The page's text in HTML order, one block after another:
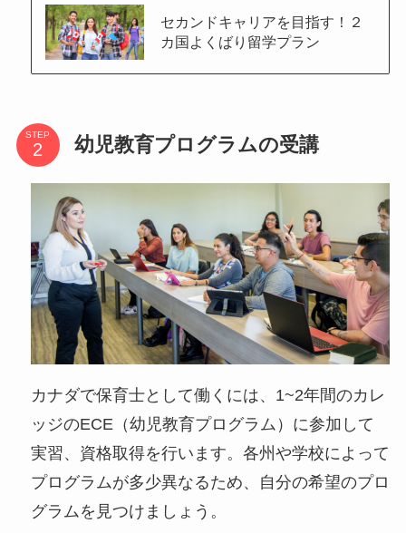
セカンドキャリアを目指す！２
カ国よくばり留学プラン
STEP 幼児教育プログラムの受講
カナダで保育士として働くには、1~2年間のカレ
ッジのECE（幼児教育プログラム）に参加して
実習、資格取得を行います。各州や学校によって
プログラムが多少異なるため、自分の希望のプロ
グラムを見つけましょう。